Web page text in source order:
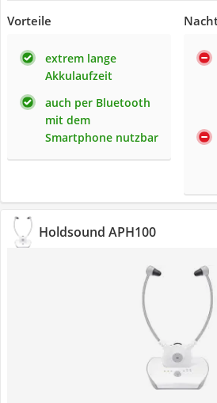
Vorteile
extrem lange
Akkulaufzeit
auch per Bluetooth
mit dem
Smartphone nutzbar
Holdsound APH100